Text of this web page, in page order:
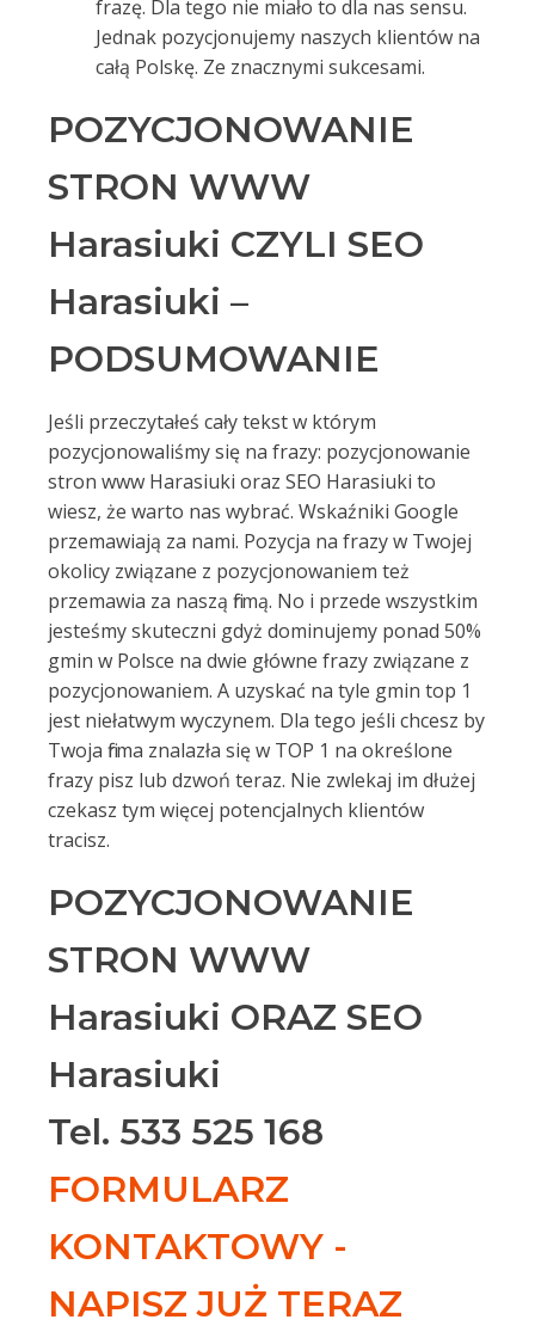
frazę. Dla tego nie miało to dla nas sensu.
Jednak pozycjonujemy naszych klientów na
całą Polskę. Ze znacznymi sukcesami.
POZYCJONOWANIE
STRON WWW
Harasiuki CZYLI SEO
Harasiuki –
PODSUMOWANIE
Jeśli przeczytałeś cały tekst w którym
pozycjonowaliśmy się na frazy: pozycjonowanie
stron www Harasiuki oraz SEO Harasiuki to
wiesz, że warto nas wybrać. Wskaźniki Google
przemawiają za nami. Pozycja na frazy w Twojej
okolicy związane z pozycjonowaniem też
przemawia za naszą firmą. No i przede wszystkim
jesteśmy skuteczni gdyż dominujemy ponad 50%
gmin w Polsce na dwie główne frazy związane z
pozycjonowaniem. A uzyskać na tyle gmin top 1
jest niełatwym wyczynem. Dla tego jeśli chcesz by
Twoja firma znalazła się w TOP 1 na określone
frazy pisz lub dzwoń teraz. Nie zwlekaj im dłużej
czekasz tym więcej potencjalnych klientów
tracisz.
POZYCJONOWANIE
STRON WWW
Harasiuki ORAZ SEO
Harasiuki
Tel. 533 525 168
FORMULARZ
KONTAKTOWY -
NAPISZ JUŻ TERAZ